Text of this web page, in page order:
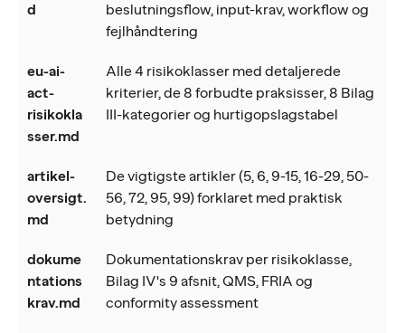
d
beslutningsflow, input-krav, workflow og
fejlhåndtering
eu-ai-
act-
risikokla
sser.md
Alle 4 risikoklasser med detaljerede
kriterier, de 8 forbudte praksisser, 8 Bilag
III-kategorier og hurtigopslagstabel
artikel-
oversigt.
md
De vigtigste artikler (5, 6, 9-15, 16-29, 50-
56, 72, 95, 99) forklaret med praktisk
betydning
dokume
ntations
krav.md
Dokumentationskrav per risikoklasse,
Bilag IV's 9 afsnit, QMS, FRIA og
conformity assessment